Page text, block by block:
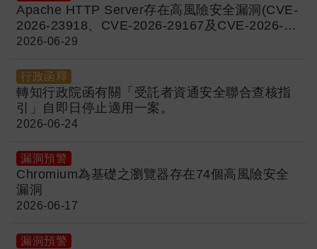
Apache HTTP Server存在高風險安全漏洞(CVE-
2026-23918、CVE-2026-29167及CVE-2026-
44631)
2026-06-29
行政函釋
轉知行政院函有關「受託者資通安全聯合查核指
引」自即日停止適用一案。
2026-06-24
漏洞預警
Chromium為基礎之瀏覽器存在74個高風險安全
漏洞
2026-06-17
漏洞預警